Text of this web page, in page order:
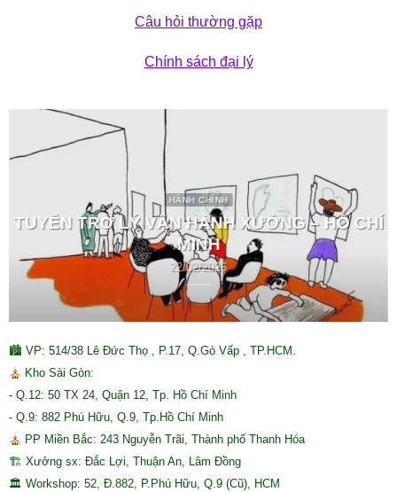
Câu hỏi thường gặp
Chính sách đại lý
HÀNH CHÍNH
TUYỂN TRỢ LÝ VẬN HÀNH XƯỞNG – HỒ CHÍ
MINH
22/02/2026
🏙 VP: 514/38 Lê Đức Thọ , P.17, Q.Gò Vấp , TP.HCM.
Kho Sài Gòn:
- Q.12: 50 TX 24, Quận 12, Tp. Hồ Chí Minh
- Q.9: 882 Phú Hữu, Q.9, Tp.Hồ Chí Minh
PP Miền Bắc: 243 Nguyễn Trãi, Thành phố Thanh Hóa
🏗 Xưởng sx: Đắc Lợi, Thuận An, Lâm Đồng
🏛 Workshop: 52, Đ.882, P.Phú Hữu, Q.9 (Cũ), HCM